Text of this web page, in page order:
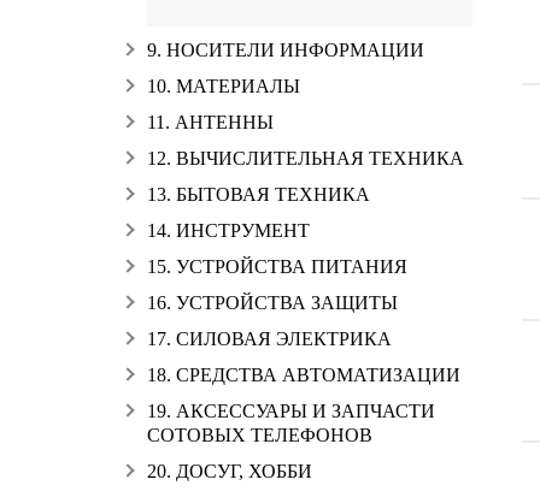
9. НОСИТЕЛИ ИНФОРМАЦИИ
10. МАТЕРИАЛЫ
11. АНТЕННЫ
12. ВЫЧИСЛИТЕЛЬНАЯ ТЕХНИКА
13. БЫТОВАЯ ТЕХНИКА
14. ИНСТРУМЕНТ
15. УСТРОЙСТВА ПИТАНИЯ
16. УСТРОЙСТВА ЗАЩИТЫ
17. СИЛОВАЯ ЭЛЕКТРИКА
18. СРЕДСТВА АВТОМАТИЗАЦИИ
19. АКСЕССУАРЫ И ЗАПЧАСТИ
СОТОВЫХ ТЕЛЕФОНОВ
20. ДОСУГ, ХОББИ